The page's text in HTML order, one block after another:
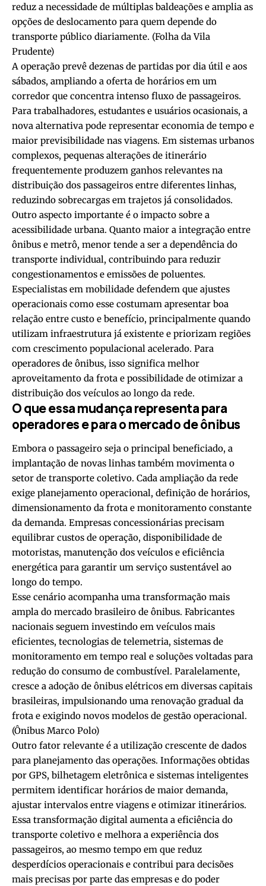
reduz a necessidade de múltiplas baldeações e amplia as
opções de deslocamento para quem depende do
transporte público diariamente. (Folha da Vila
Prudente)
A operação prevê dezenas de partidas por dia útil e aos
sábados, ampliando a oferta de horários em um
corredor que concentra intenso fluxo de passageiros.
Para trabalhadores, estudantes e usuários ocasionais, a
nova alternativa pode representar economia de tempo e
maior previsibilidade nas viagens. Em sistemas urbanos
complexos, pequenas alterações de itinerário
frequentemente produzem ganhos relevantes na
distribuição dos passageiros entre diferentes linhas,
reduzindo sobrecargas em trajetos já consolidados.
Outro aspecto importante é o impacto sobre a
acessibilidade urbana. Quanto maior a integração entre
ônibus e metrô, menor tende a ser a dependência do
transporte individual, contribuindo para reduzir
congestionamentos e emissões de poluentes.
Especialistas em mobilidade defendem que ajustes
operacionais como esse costumam apresentar boa
relação entre custo e benefício, principalmente quando
utilizam infraestrutura já existente e priorizam regiões
com crescimento populacional acelerado. Para
operadores de ônibus, isso significa melhor
aproveitamento da frota e possibilidade de otimizar a
distribuição dos veículos ao longo da rede.
O que essa mudança representa para
operadores e para o mercado de ônibus
Embora o passageiro seja o principal beneficiado, a
implantação de novas linhas também movimenta o
setor de transporte coletivo. Cada ampliação da rede
exige planejamento operacional, definição de horários,
dimensionamento da frota e monitoramento constante
da demanda. Empresas concessionárias precisam
equilibrar custos de operação, disponibilidade de
motoristas, manutenção dos veículos e eficiência
energética para garantir um serviço sustentável ao
longo do tempo.
Esse cenário acompanha uma transformação mais
ampla do mercado brasileiro de ônibus. Fabricantes
nacionais seguem investindo em veículos mais
eficientes, tecnologias de telemetria, sistemas de
monitoramento em tempo real e soluções voltadas para
redução do consumo de combustível. Paralelamente,
cresce a adoção de ônibus elétricos em diversas capitais
brasileiras, impulsionando uma renovação gradual da
frota e exigindo novos modelos de gestão operacional.
(Ônibus Marco Polo)
Outro fator relevante é a utilização crescente de dados
para planejamento das operações. Informações obtidas
por GPS, bilhetagem eletrônica e sistemas inteligentes
permitem identificar horários de maior demanda,
ajustar intervalos entre viagens e otimizar itinerários.
Essa transformação digital aumenta a eficiência do
transporte coletivo e melhora a experiência dos
passageiros, ao mesmo tempo em que reduz
desperdícios operacionais e contribui para decisões
mais precisas por parte das empresas e do poder